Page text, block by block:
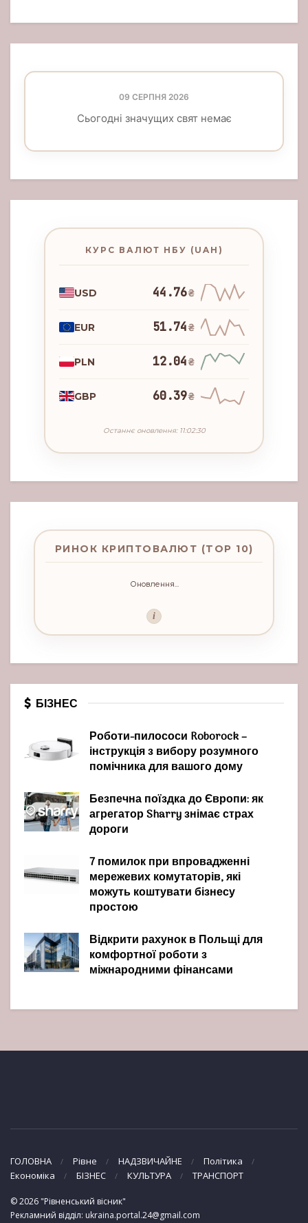
09 СЕРПНЯ 2026
Сьогодні значущих свят немає
КУРС ВАЛЮТ НБУ (UAH)
USD 44.76₴
EUR 51.74₴
PLN 12.04₴
GBP 60.39₴
Останнє оновлення: 11:02:30
РИНОК КРИПТОВАЛЮТ (TOP 10)
Оновлення...
i
БІЗНЕС
Роботи-пилососи Roborock –
інструкція з вибору розумного
помічника для вашого дому
Безпечна поїздка до Європи: як
агрегатор Sharry знімає страх
дороги
7 помилок при впровадженні
мережевих комутаторів, які
можуть коштувати бізнесу
простою
Відкрити рахунок в Польщі для
комфортної роботи з
міжнародними фінансами
ГОЛОВНА Рівне НАДЗВИЧАЙНЕ
Політика
Економіка
БІЗНЕС КУЛЬТУРА ТРАНСПОРТ
© 2026 "Рівненський вісник"
Рекламний відділ: ukraina.portal.24@gmail.com